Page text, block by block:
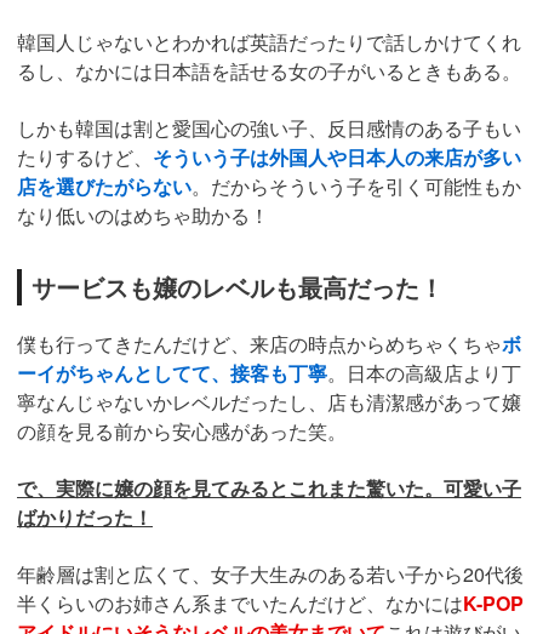
韓国人じゃないとわかれば英語だったりで話しかけてくれ
るし、なかには日本語を話せる女の子がいるときもある。
しかも韓国は割と愛国心の強い子、反日感情のある子もい
たりするけど、 そういう子は外国人や日本人の来店が多い
店を選びたがらない。だからそういう子を引く可能性もか
なり低いのはめちゃ助かる！
サービスも嬢のレベルも最高だった！
僕も行ってきたんだけど、来店の時点からめちゃくちゃボ
ーイがちゃんとしてて、接客も丁寧。日本の高級店より丁
寧なんじゃないかレベルだったし、店も清潔感があって嬢
の顔を見る前から安心感があった笑。
で、実際に嬢の顔を見てみるとこれまた驚いた。可愛い子
ばかりだった！
年齢層は割と広くて、女子大生みのある若い子から20代後
半くらいのお姉さん系までいたんだけど、なかにはK-POP